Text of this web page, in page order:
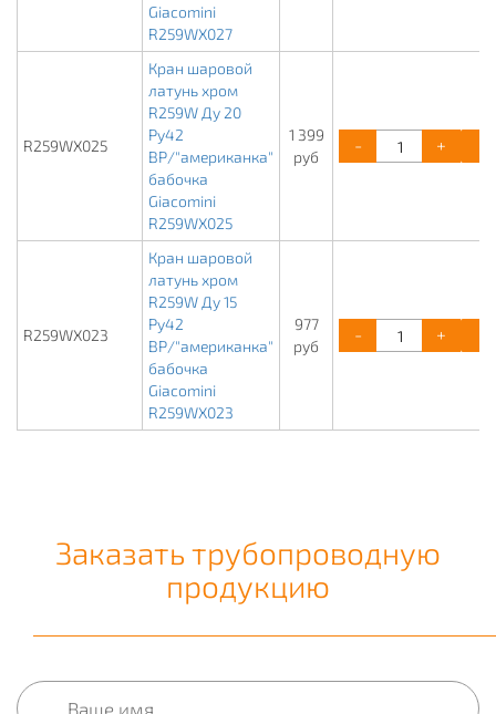
Giacomini
R259WX027
R259WX025
Кран шаровой
латунь хром
R259W Ду 20
Ру42
ВР/"американка"
бабочка
Giacomini
R259WX025
1 399
руб
- +
R259WX023
Кран шаровой
латунь хром
R259W Ду 15
Ру42
ВР/"американка"
бабочка
Giacomini
R259WX023
977
руб
- +
Заказать трубопроводную
продукцию